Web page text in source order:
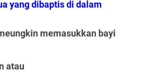
yang dibaptis di dalam
memasukkan bayi
atau